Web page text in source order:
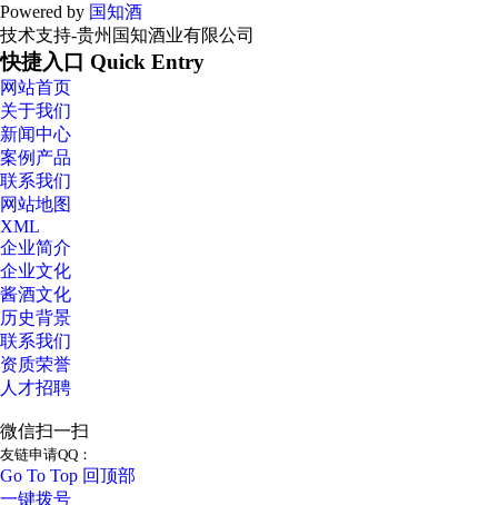
Powered by 国知酒
技术支持-贵州国知酒业有限公司
快捷入口 Quick Entry
网站首页
关于我们
新闻中心
案例产品
联系我们
网站地图
XML
企业简介
企业文化
酱酒文化
历史背景
联系我们
资质荣誉
人才招聘
微信扫一扫
友链申请QQ：
Go To Top 回顶部
一键拨号